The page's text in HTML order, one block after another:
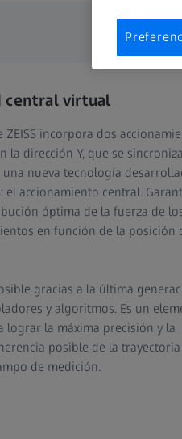
central virtual
ZEISS incorpora dos
la dirección Y, que se
una nueva tecnología
el accionamiento central.
óptima de la fuerza de
en función de la posición
gracias a la última
y algoritmos. Es un
lograr la máxima precisión y la
posible de la trayectoria
de medición.